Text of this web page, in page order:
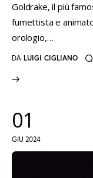
Goldrake, il più
fumettista e
orologio,…
DA LUIGI CIGLIANO
01
GIU 2024